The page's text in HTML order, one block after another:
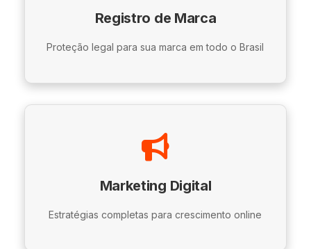
Registro de Marca
Proteção legal para sua marca em todo o Brasil
Marketing Digital
Estratégias completas para crescimento online